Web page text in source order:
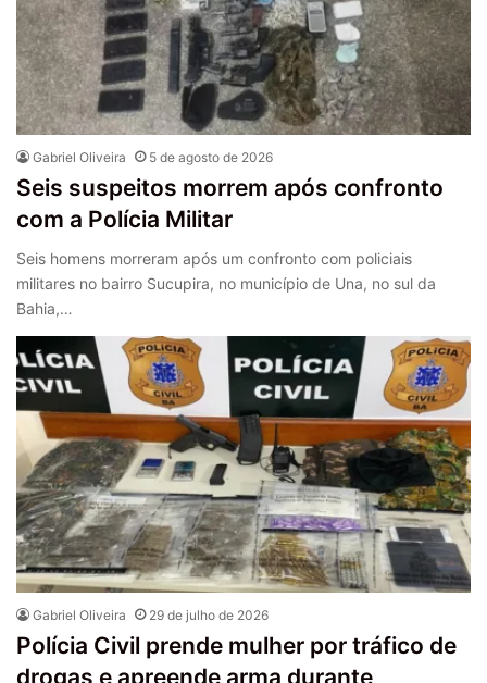
Gabriel Oliveira 5 de agosto de 2026
Seis suspeitos morrem após confronto
com a Polícia Militar
Seis homens morreram após um confronto com policiais
militares no bairro Sucupira, no município de Una, no sul da
Bahia,…
Gabriel Oliveira 29 de julho de 2026
Polícia Civil prende mulher por tráfico de
drogas e apreende arma durante